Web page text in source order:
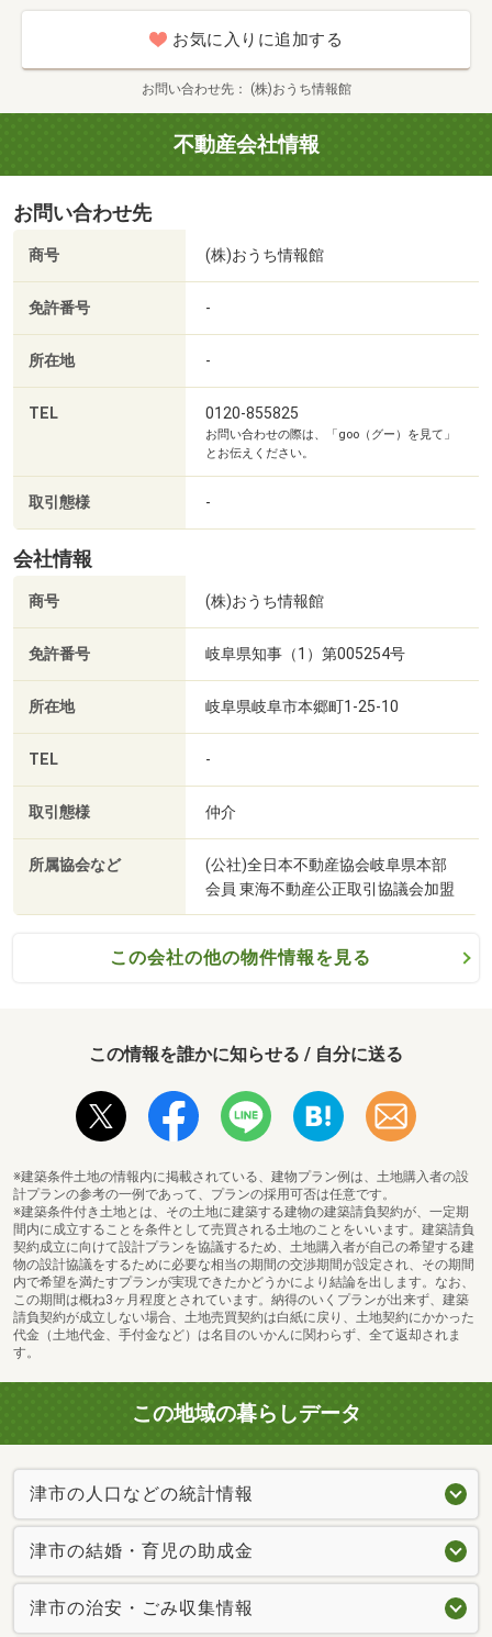
お気に入りに追加する
お問い合わせ先 (株)おうち情報館
不動産会社情報
お問い合わせ先
商号 (株)おうち情報館
免許番号 -
所在地 -
TEL 0120-855825
お問い合わせの際は、「goo（グー）を見て」
とお伝えください。
取引態様 -
会社情報
商号 (株)おうち情報館
免許番号 岐阜県知事（1）第005254号
所在地 岐阜県岐阜市本郷町1-25-10
TEL -
取引態様 仲介
所属協会など
(公社)全日本不動産協会岐阜県本部
会員 東海不動産公正取引協議会加盟
この会社の他の物件情報を見る
この情報を誰かに知らせる / 自分に送る
※建築条件土地の情報内に掲載されている、建物プラン例は、土地購入者の設
計プランの参考の一例であって、プランの採用可否は任意です。
※建築条件付き土地とは、その土地に建築する建物の建築請負契約が、一定期
間内に成立することを条件として売買される土地のことをいいます。建築請負
契約成立に向けて設計プランを協議するため、土地購入者が自己の希望する建
物の設計協議をするために必要な相当の期間の交渉期間が設定され、その期間
内で希望を満たすプランが実現できたかどうかにより結論を出します。なお、
この期間は概ね3ヶ月程度とされています。納得のいくプランが出来ず、建築
請負契約が成立しない場合、土地売買契約は白紙に戻り、土地契約にかかった
代金（土地代金、手付金など）は名目のいかんに関わらず、全て返却されま
す。
この地域の暮らしデータ
津市の人口などの統計情報
津市の結婚・育児の助成金
津市の治安・ごみ収集情報